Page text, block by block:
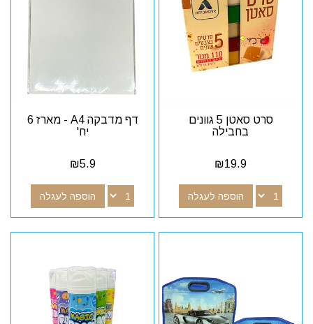
סרט סאטן 5 גוונים
בחבילה
₪19.9
הוספה לעגלה
דף מדבקה A4 - מארז 6
יח'
₪5.9
הוספה לעגלה